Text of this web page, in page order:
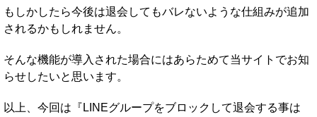
もしかしたら今後は退会してもバレないような仕組みが追加
されるかもしれません。
そんな機能が導入された場合にはあらためて当サイトでお知
らせしたいと思います。
以上、今回は『LINEグループをブロックして退会する事は